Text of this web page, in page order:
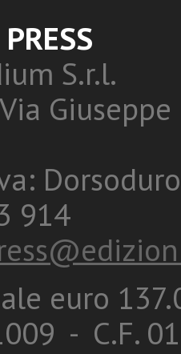
S.r.l.
914
euro
- C.F.